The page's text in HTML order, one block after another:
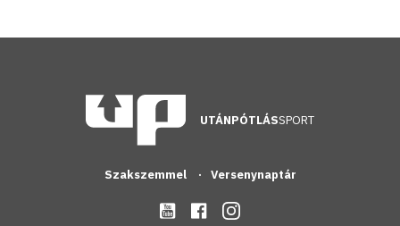
UTÁNPÓTLÁSSPORT
Szakszemmel Versenynaptár